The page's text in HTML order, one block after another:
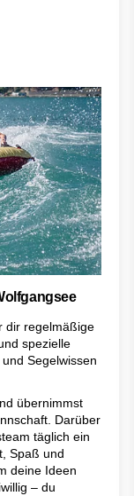
dir regelmäßige
spezielle
Segelwissen
übernimmst
Darüber
täglich ein
Spaß und
deine Ideen
– du